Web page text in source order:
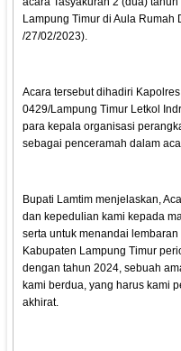
Lampung Timur di Aula Rumah
/27/02/2023).
Acara tersebut dihadiri
0429/Lampung Timur Letkol
para kepala organisasi
sebagai penceramah dalam
Bupati Lamtim menjelaskan,
dan kepedulian kami kepada
serta untuk menandai
Kabupaten Lampung Timur
dengan tahun 2024, sebuah
kami berdua, yang harus kami
akhirat.